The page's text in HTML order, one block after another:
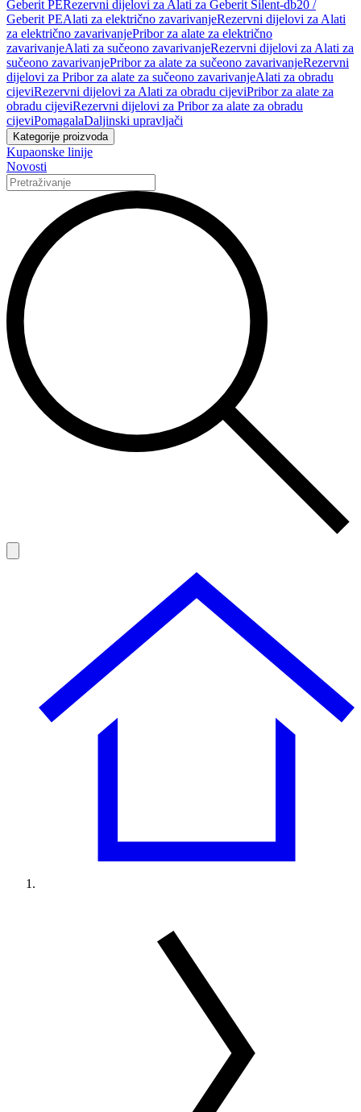
Geberit PERezervni dijelovi za Alati za Geberit Silent-db20 /
Geberit PEAlati za električno zavarivanjeRezervni dijelovi za Alati
za električno zavarivanjePribor za alate za električno
zavarivanjeAlati za sučeono zavarivanjeRezervni dijelovi za Alati za
sučeono zavarivanjePribor za alate za sučeono zavarivanjeRezervni
dijelovi za Pribor za alate za sučeono zavarivanjeAlati za obradu
cijeviRezervni dijelovi za Alati za obradu cijeviPribor za alate za
obradu cijeviRezervni dijelovi za Pribor za alate za obradu
cijeviPomagalaDaljinski upravljači
Kategorije proizvoda
Kupaonske linije
Novosti